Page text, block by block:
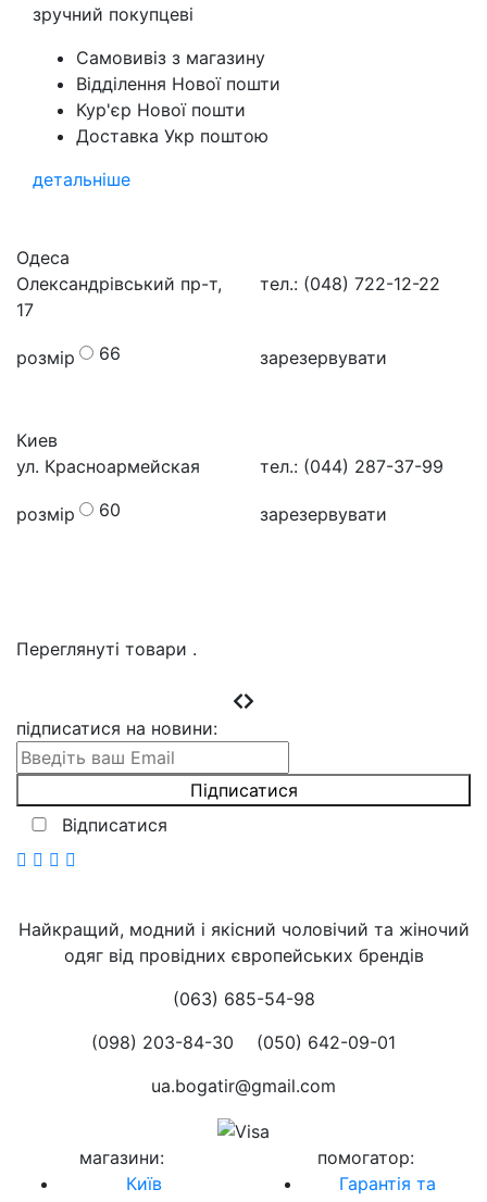
зручний покупцеві
Самовивіз з магазину
Відділення Нової пошти
Кур'єр Нової пошти
Доставка Укр поштою
детальніше
Одеса
Олександрівський пр-т,
17
тел.: (048) 722-12-22
розмір 66 зарезервувати
Киев
ул. Красноармейская
тел.: (044) 287-37-99
розмір 60 зарезервувати
Переглянуті товари .
підписатися на новини:
Відписатися
Найкращий, модний і якісний чоловічий та жіночий
одяг від провідних європейських брендів
(063) 685-54-98
(098) 203-84-30
(050) 642-09-01
ua.bogatir@gmail.com
магазини:
Київ
помогатор:
Гарантія та